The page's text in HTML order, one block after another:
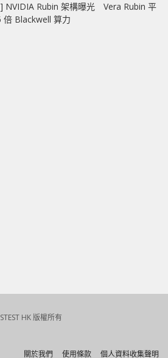
NVIDIA Rubin 架構曝光 Vera Rubin 平
倍 Blackwell 算力
HK 版權所有
關於我們 使用條款 個人資料收集聲明